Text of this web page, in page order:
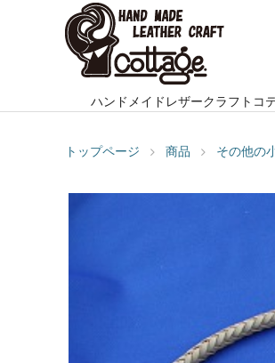
ハンドメイドレザークラフトコ
トップページ 商品 その他の